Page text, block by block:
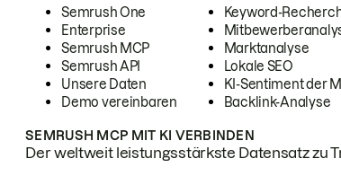
Semrush One
Enterprise
Semrush MCP
Semrush API
Unsere Daten
Demo vereinbaren
Keyword-
Marktanalyse
Lokale SEO
KI-Sentiment der
Backlink-Analyse
SEMRUSH MCP MIT KI VERBINDEN
Der weltweit leistungsstärkste Datensatz zu